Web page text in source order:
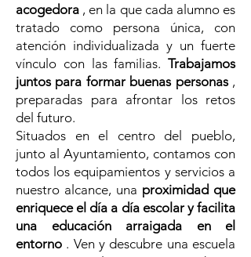
acogedora , en la que cada alumno es
tratado como persona única, con
atención individualizada y un fuerte
vínculo con las familias. Trabajamos
juntos para formar buenas personas,
preparadas para afrontar los retos
del futuro.
Situados en el centro del pueblo,
junto al Ayuntamiento, contamos con
todos los equipamientos y servicios a
nuestro alcance, una proximidad que
enriquece el día a día escolar y facilita
una educación arraigada en el
entorno . Ven y descubre una escuela